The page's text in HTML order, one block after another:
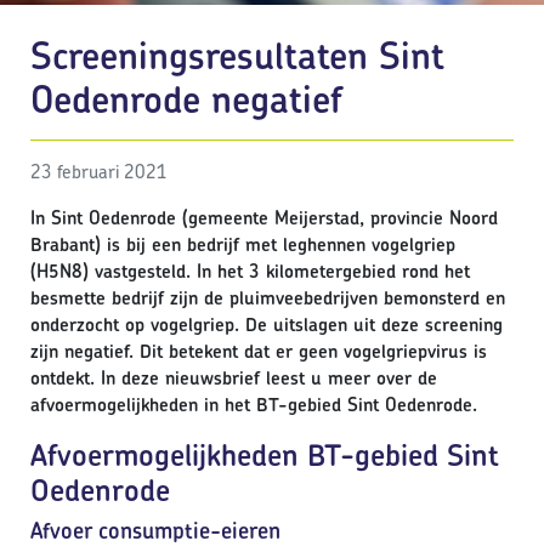
Screeningsresultaten Sint
Oedenrode negatief
23 februari 2021
In Sint Oedenrode (gemeente Meijerstad, provincie Noord
Brabant) is bij een bedrijf met leghennen vogelgriep
(H5N8) vastgesteld. In het 3 kilometergebied rond het
besmette bedrijf zijn de pluimveebedrijven bemonsterd en
onderzocht op vogelgriep. De uitslagen uit deze screening
zijn negatief. Dit betekent dat er geen vogelgriepvirus is
ontdekt. In deze nieuwsbrief leest u meer over de
afvoermogelijkheden in het BT-gebied Sint Oedenrode.
Afvoermogelijkheden BT-gebied Sint
Oedenrode
Afvoer consumptie-eieren